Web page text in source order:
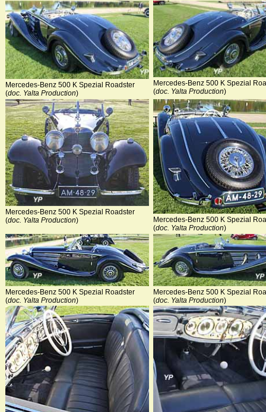
Mercedes-Benz 500 K Spezial Roadster
(doc. Yalta Production)
Mercedes-Benz 500 K Spezial
(doc. Yalta Production)
Mercedes-Benz 500 K Spezial Roadster
(doc. Yalta Production)
Mercedes-Benz 500 K Spezial
(doc. Yalta Production)
Mercedes-Benz 500 K Spezial Roadster
(doc. Yalta Production)
Mercedes-Benz 500 K Spezial
(doc. Yalta Production)